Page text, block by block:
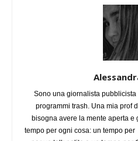
Sono una giornalista
programmi trash. Una mia prof
bisogna avere la mente aperta e
tempo per ogni cosa: un tempo